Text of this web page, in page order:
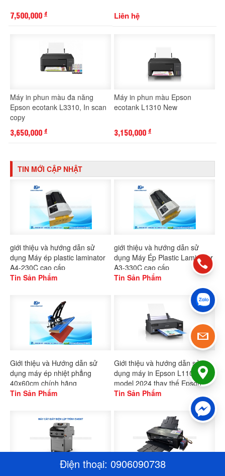
Điện thoại: 0906090738
7,500,000 đ Liên hệ
Máy in phun màu đa năng
Epson ecotank L3310, In scan
copy
3,650,000 đ
Máy in phun màu Epson
ecotank L1310 New
3,150,000 đ
TIN MỚI CẬP NHẬT
giới thiệu và hướng dẫn sử
dụng Máy ép plastic laminator
A4-230C cao cấp
Tin Sản Phẩm
giới thiệu và hướng dẫn sử
dụng Máy Ép Plastic Laminator
A3-330C cao cấp
Tin Sản Phẩm
Giới thiệu và Hướng dẫn sử
dụng máy ép nhiệt phẳng
40x60cm chính hãng
Gaoshang
Tin Sản Phẩm
Giới thiệu và hướng dẫn sử
dụng máy in Epson L11050
model 2024 thay thế Epson
L1300
Tin Sản Phẩm